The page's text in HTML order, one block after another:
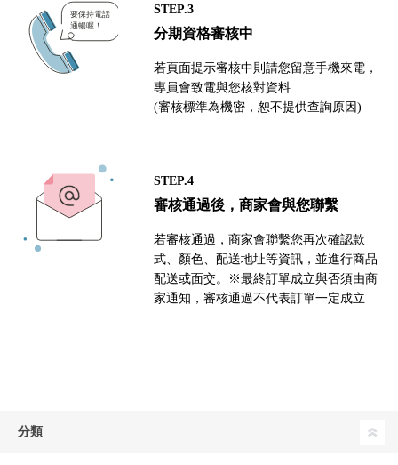
STEP.3
分期資格審核中
若頁面提示審核中則請您留意手機來電，
專員會致電與您核對資料
(審核標準為機密，恕不提供查詢原因)
STEP.4
審核通過後，商家會與您聯繫
若審核通過，商家會聯繫您再次確認款
式、顏色、配送地址等資訊，並進行商品
配送或面交。※最終訂單成立與否須由商
家通知，審核通過不代表訂單一定成立
分類